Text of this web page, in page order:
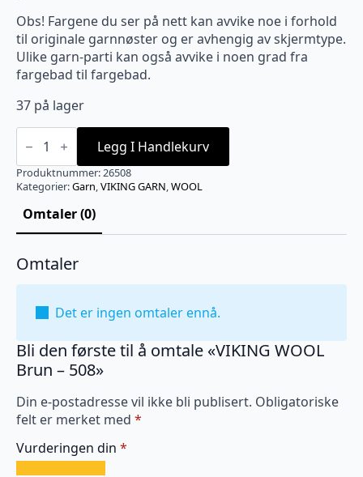
Obs! Fargene du ser på nett kan avvike noe i forhold
til originale garnnøster og er avhengig av skjermtype.
Ulike garn-parti kan også avvike i noen grad fra
fargebad til fargebad.
37 på lager
VIKING
WOOL
-
508
antall
Legg I Handlekurv
Produktnummer:26508
Kategorier:Garn,VIKING GARN,WOOL
Omtaler (0)
Omtaler
Det er ingen omtaler ennå.
Bli den første til å omtale «VIKING WOOL
Brun – 508»
Din e-postadresse vil ikke bli publisert. Obligatoriske
felt er merket med *
Vurderingen din *